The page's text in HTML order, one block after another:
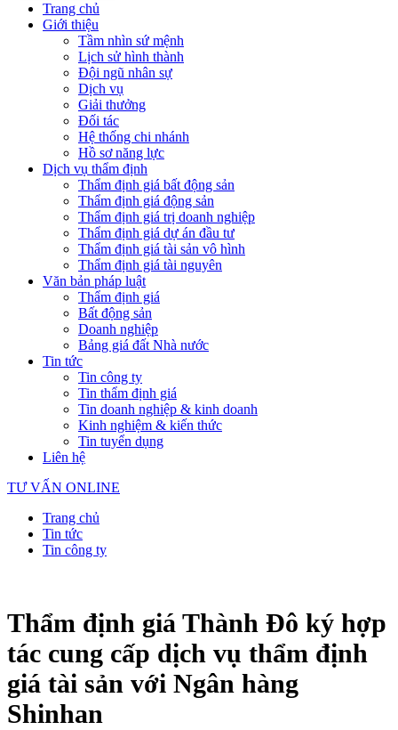
Trang chủ
Giới thiệu
Tầm nhìn sứ mệnh
Lịch sử hình thành
Đội ngũ nhân sự
Dịch vụ
Giải thưởng
Đối tác
Hệ thống chi nhánh
Hồ sơ năng lực
Dịch vụ thẩm định
Thẩm định giá bất động sản
Thẩm định giá động sản
Thẩm định giá trị doanh nghiệp
Thẩm định giá dự án đầu tư
Thẩm định giá tài sản vô hình
Thẩm định giá tài nguyên
Văn bản pháp luật
Thẩm định giá
Bất động sản
Doanh nghiệp
Bảng giá đất Nhà nước
Tin tức
Tin công ty
Tin thẩm định giá
Tin doanh nghiệp & kinh doanh
Kinh nghiệm & kiến thức
Tin tuyển dụng
Liên hệ
TƯ VẤN ONLINE
Trang chủ
Tin tức
Tin công ty
Thẩm định giá Thành Đô ký hợp
tác cung cấp dịch vụ thẩm định
giá tài sản với Ngân hàng
Shinhan